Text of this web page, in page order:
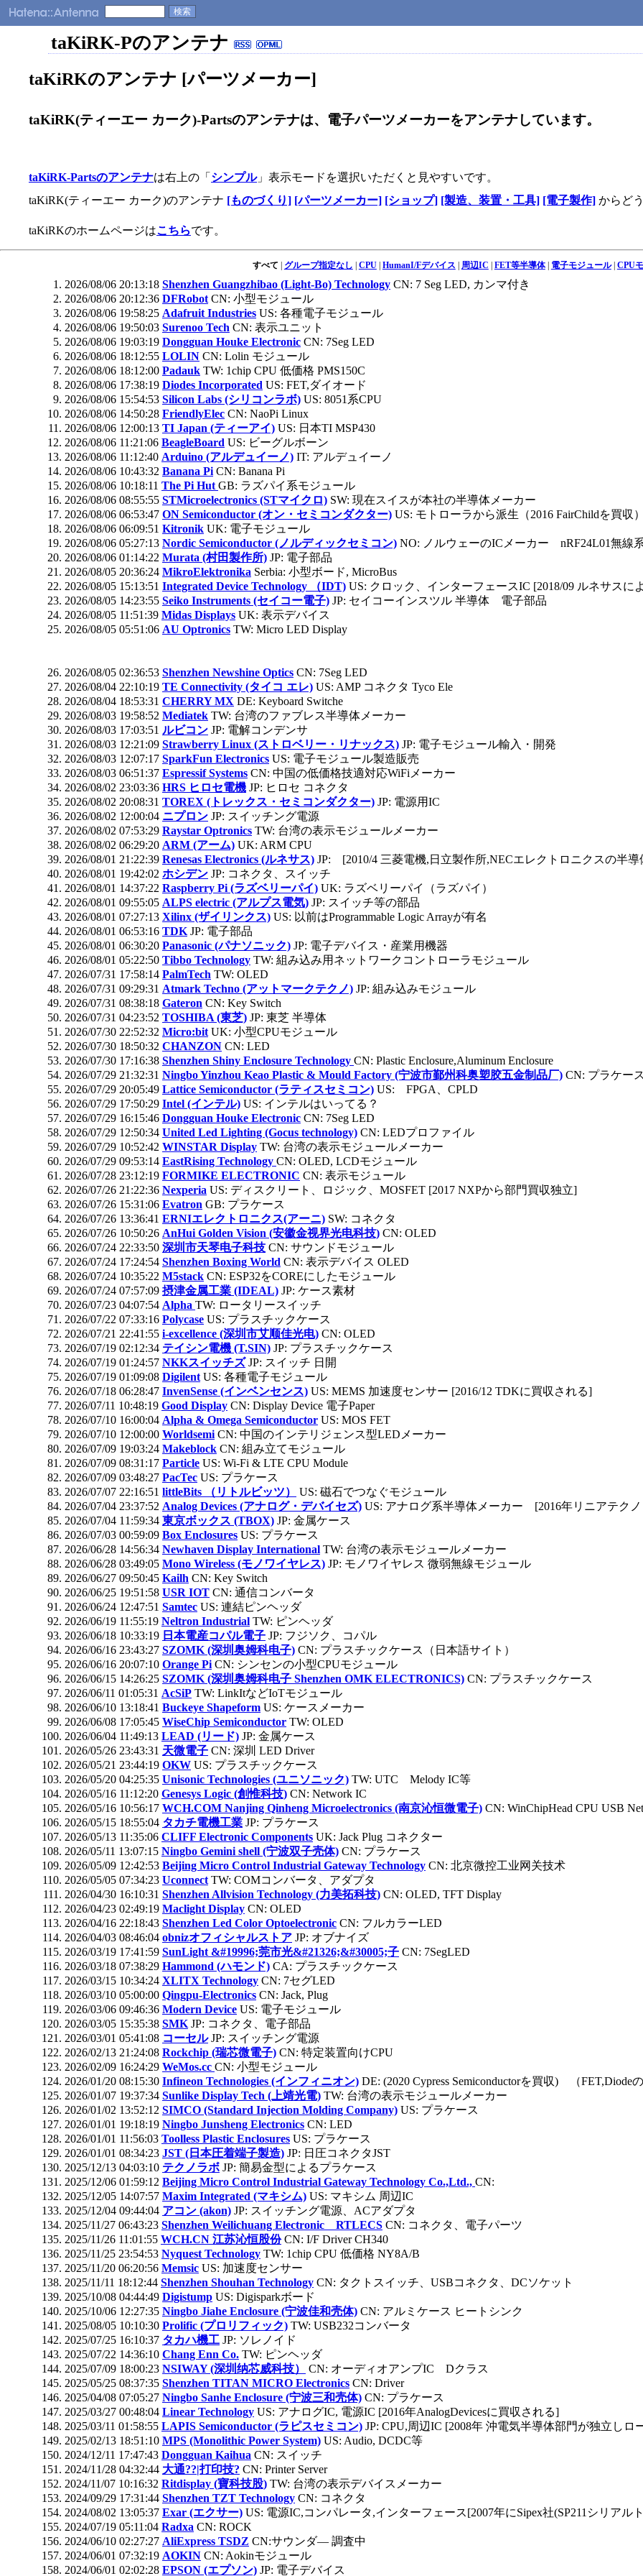
taKiRK-Pのアンテナ
taKiRKのアンテナ [パーツメーカー]
taKiRK(ティーエー カーク)-Partsのアンテナは、電子パーツメーカーをアンテナしています。
taKiRK-Partsのアンテナは右上の「 シンプル」表示モードを選択いただくと見やすいです。
taKiRK(ティーエー カーク)のアンテナ [ものづくり] [パーツメーカー] [ショップ] [製造、装置・工具] [電子製作] からど
taKiRKのホームページはこちらです。
すべて グループ指定なし CPU| HumanI/Fデバイス 周辺IC FET等半導体| 電子モジュール| CPU
2026/08/06 20:13:18 Shenzhen Guangzhibao (Light-Bo) Technology CN: 7 Seg LED, カンマ付き
2026/08/06 20:12:36 DFRobot CN: 小型モジュール
2026/08/06 19:58:25 Adafruit Industries US: 各種電子モジュール
2026/08/06 19:50:03 Surenoo Tech CN: 表示ユニット
2026/08/06 19:03:19 Dongguan Houke Electronic CN: 7Seg LED
2026/08/06 18:12:55 LOLIN CN: Lolin モジュール
2026/08/06 18:12:00 Padauk TW: 1chip CPU 低価格 PMS150C
2026/08/06 17:38:19 Diodes Incorporated US: FET,ダイオード
2026/08/06 15:54:53 Silicon Labs (シリコンラボ) US: 8051系CPU
2026/08/06 14:50:28 FriendlyElec CN: NaoPi Linux
2026/08/06 12:00:13 TI Japan (ティーアイ) US: 日本TI MSP430
2026/08/06 11:21:06 BeagleBoard US: ビーグルボーン
2026/08/06 11:12:40 Arduino (アルデュイーノ) IT: アルデュイーノ
2026/08/06 10:43:32 Banana Pi CN: Banana Pi
2026/08/06 10:18:11 The Pi HutGB: ラズパイ系モジュール
2026/08/06 08:55:55 STMicroelectronics (STマイクロ) SW: 現在スイスが本社の半導体メーカー
2026/08/06 06:53:47 ON Semiconductor (オン・セミコンダクター) US: モトローラから派生（2016 FairChildを買収）
2026/08/06 06:09:51 Kitronik UK: 電子モジュール
2026/08/06 05:27:13 Nordic Semiconductor (ノルディックセミコン) NO: ノルウェーのICメーカー nRF24L01無線
2026/08/06 01:14:22 Murata (村田製作所) JP: 電子部品
2026/08/05 20:36:24 MikroElektronika Serbia: 小型ボード, MicroBus
2026/08/05 15:13:51 Integrated Device Technology （IDT) US: クロック、インターフェースIC [2018/09 ルネサスに
2026/08/05 14:23:55 Seiko Instruments (セイコー電子) JP: セイコーインスツル 半導体 電子部品
2026/08/05 11:51:39 Midas Displays UK: 表示デバイス
2026/08/05 05:51:06 AU Optronics TW: Micro LED Display
2026/08/05 02:36:53 Shenzhen Newshine Optics CN: 7Seg LED
2026/08/04 22:10:19 TE Connectivity (タイコ エレ) US: AMP コネクタ Tyco Ele
2026/08/04 18:53:31 CHERRY MX DE: Keyboard Switche
2026/08/03 19:58:52 Mediatek TW: 台湾のファブレス半導体メーカー
2026/08/03 17:03:51 ルビコン JP: 電解コンデンサ
2026/08/03 12:21:09 Strawberry Linux (ストロベリー・リナックス) JP: 電子モジュール輸入・開発
2026/08/03 12:07:17 SparkFun Electronics US: 電子モジュール製造販売
2026/08/03 06:51:37 Espressif Systems CN: 中国の低価格技適対応WiFiメーカー
2026/08/02 23:03:36 HRS ヒロセ電機 JP: ヒロセ コネクタ
2026/08/02 20:08:31 TOREX (トレックス・セミコンダクター) JP: 電源用IC
2026/08/02 12:00:04 ニプロン JP: スイッチング電源
2026/08/02 07:53:29 Raystar Optronics TW: 台湾の表示モジュールメーカー
2026/08/02 06:29:20 ARM (アーム) UK: ARM CPU
2026/08/01 21:22:39 Renesas Electronics (ルネサス) JP: [2010/4 三菱電機,日立製作所,NECエレクトロニクスの半導
2026/08/01 19:42:02 ホシデン JP: コネクタ、スイッチ
2026/08/01 14:37:22 Raspberry Pi (ラズベリーパイ) UK: ラズベリーパイ（ラズパイ）
2026/08/01 09:55:05 ALPS electric (アルプス電気) JP: スイッチ等の部品
2026/08/01 07:27:13 Xilinx (ザイリンクス) US: 以前はProgrammable Logic Arrayが有名
2026/08/01 06:53:16 TDK JP: 電子部品
2026/08/01 06:30:20 Panasonic (パナソニック) JP: 電子デバイス・産業用機器
2026/08/01 05:22:50 Tibbo Technology TW: 組み込み用ネットワークコントローラモジュール
2026/07/31 17:58:14 PalmTech TW: OLED
2026/07/31 09:29:31 Atmark Techno (アットマークテクノ) JP: 組み込みモジュール
2026/07/31 08:38:18 Gateron CN: Key Switch
2026/07/31 04:23:52 TOSHIBA (東芝) JP: 東芝 半導体
2026/07/30 22:52:32 Micro:bit UK: 小型CPUモジュール
2026/07/30 18:50:32 CHANZON CN: LED
2026/07/30 17:16:38 Shenzhen Shiny Enclosure Technology CN: Plastic Enclosure,Aluminum Enclosure
2026/07/29 21:32:31 Ningbo Yinzhou Keao Plastic & Mould Factory (宁波市鄞州科奥塑胶五金制品厂) CN: プラケース
2026/07/29 20:05:49 Lattice Semiconductor (ラティスセミコン) US: FPGA、CPLD
2026/07/29 17:50:29 Intel (インテル) US: インテルはいってる？
2026/07/29 16:15:46 Dongguan Houke Electronic CN: 7Seg LED
2026/07/29 12:50:34 United Led Lighting (Gocus technology) CN: LEDプロファイル
2026/07/29 10:52:42 WINSTAR Display TW: 台湾の表示モジュールメーカー
2026/07/29 09:53:14 EastRising Technology CN: OLED, LCDモジュール
2026/07/28 23:12:19 FORMIKE ELECTRONIC CN: 表示モジュール
2026/07/26 21:22:36 Nexperia US: ディスクリート、ロジック、MOSFET [2017 NXPから部門買収独立]
2026/07/26 15:31:06 Evatron GB: プラケース
2026/07/26 13:36:41 ERNIエレクトロニクス(アーニ) SW: コネクタ
2026/07/26 10:50:26 AnHui Golden Vision (安徽金视界光电科技) CN: OLED
2026/07/24 22:33:50 深圳市天琴电子科技 CN: サウンドモジュール
2026/07/24 17:24:54 Shenzhen Boxing World CN: 表示デバイス OLED
2026/07/24 10:35:22 M5stack CN: ESP32をCOREにしたモジュール
2026/07/24 07:57:09 摂津金属工業 (IDEAL) JP: ケース素材
2026/07/23 04:07:54 Alpha TW: ロータリースイッチ
2026/07/22 07:33:16 Polycase US: プラスチックケース
2026/07/21 22:41:55 i-excellence (深圳市艾顺佳光电) CN: OLED
2026/07/19 02:12:34 テイシン電機 (T.SIN) JP: プラスチックケース
2026/07/19 01:24:57 NKKスイッチズ JP: スイッチ 日開
2026/07/19 01:09:08 Digilent US: 各種電子モジュール
2026/07/18 06:28:47 InvenSense (インベンセンス) US: MEMS 加速度センサー [2016/12 TDKに買収される]
2026/07/11 10:48:19 Good Display CN: Display Device 電子Paper
2026/07/10 16:00:04 Alpha & Omega Semiconductor US: MOS FET
2026/07/10 12:00:00 Worldsemi CN: 中国のインテリジェンス型LEDメーカー
2026/07/09 19:03:24 Makeblock CN: 組み立てモジュール
2026/07/09 08:31:17 Particle US: Wi-Fi & LTE CPU Module
2026/07/09 03:48:27 PacTec US: プラケース
2026/07/07 22:16:51 littleBits （リトルビッツ）
US: 磁石でつなぐモジュール
2026/07/04 23:37:52 Analog Devices (アナログ・デバイセズ) US: アナログ系半導体メーカー [2016年リニアテク
2026/07/04 11:59:34 東京ボックス (TBOX) JP: 金属ケース
2026/07/03 00:59:09 Box Enclosures US: プラケース
2026/06/28 14:56:34 Newhaven Display International TW: 台湾の表示モジュールメーカー
2026/06/28 03:49:05 Mono Wireless (モノワイヤレス) JP: モノワイヤレス 微弱無線モジュール
2026/06/27 09:50:45 Kailh CN: Key Switch
2026/06/25 19:51:58 USR IOT CN: 通信コンバータ
2026/06/24 12:47:51 Samtec US: 連結ピンヘッダ
2026/06/19 11:55:19 Neltron Industrial TW: ピンヘッダ
2026/06/18 10:33:19 日本電産コパル電子 JP: フジソク、コパル
2026/06/16 23:43:27 SZOMK (深圳奥姆科电子) CN: プラスチックケース（日本語サイト）
2026/06/16 20:07:10 Orange Pi CN: シンセンの小型CPUモジュール
2026/06/15 14:26:25 SZOMK (深圳奥姆科电子 Shenzhen OMK ELECTRONICS) CN: プラスチックケース
2026/06/11 01:05:31 AcSiP TW: LinkItなどIoTモジュール
2026/06/10 13:18:41 Buckeye Shapeform US: ケースメーカー
2026/06/08 17:05:45 WiseChip Semiconductor TW: OLED
2026/06/04 11:49:13 LEAD (リード) JP: 金属ケース
2026/05/26 23:43:31 天微電子 CN: 深圳 LED Driver
2026/05/21 23:44:19 OKW US: プラスチックケース
2026/05/20 04:25:35 Unisonic Technologies (ユニソニック) TW: UTC Melody IC等
2026/05/16 11:12:20 Genesys Logic (創惟科技) CN: Network IC
2026/05/16 10:56:17 WCH.COM Nanjing Qinheng Microelectronics (南京沁恒微電子) CN: WinChipHead CPU USB
2026/05/15 18:55:04 タカチ電機工業 JP: プラケース
2026/05/13 11:35:06 CLIFF Electronic Components UK: Jack Plug コネクター
2026/05/11 13:07:15 Ningbo Gemini shell (宁波双子壳体) CN: プラケース
2026/05/09 12:42:53 Beijing Micro Control Industrial Gateway Technology CN: 北京微控工业网关技术
2026/05/05 07:34:23 Uconnect TW: COMコンバータ、アダプタ
2026/04/30 16:10:31 Shenzhen Allvision Technology (力美拓科技) CN: OLED, TFT Display
2026/04/23 02:49:19 Maclight Display CN: OLED
2026/04/16 22:18:43 Shenzhen Led Color Optoelectronic CN: フルカラーLED
2026/04/03 08:46:04 obnizオフィシャルストア JP: オブナイズ
2026/03/19 17:41:59 SunLight &#19996;莞市光&#21326;&#30005;子 CN: 7SegLED
2026/03/18 07:38:29 Hammond (ハモンド) CA: プラスチックケース
2026/03/15 10:34:24 XLITX Technology CN: 7セグLED
2026/03/10 05:00:00 Qingpu-Electronics CN: Jack, Plug
2026/03/06 09:46:36 Modern Device US: 電子モジュール
2026/03/05 15:35:38 SMK JP: コネクタ、電子部品
2026/03/01 05:41:08 コーセル JP: スイッチング電源
2026/02/13 21:24:08 Rockchip (瑞芯微電子) CN: 特定装置向けCPU
2026/02/09 16:24:29 WeMos.cc CN: 小型モジュール
2026/01/20 08:15:30 Infineon Technologies (インフィニオン) DE: (2020 Cypress Semiconductorを買収) （FET,Diode
2026/01/07 19:37:34 Sunlike Display Tech (上靖光電) TW: 台湾の表示モジュールメーカー
2026/01/02 13:52:12 SIMCO (Standard Injection Molding Company) US: プラケース
2026/01/01 19:18:19 Ningbo Junsheng Electronics CN: LED
2026/01/01 11:56:03 Toolless Plastic Enclosures US: プラケース
2026/01/01 08:34:23 JST (日本圧着端子製造) JP: 日圧コネクタJST
2025/12/13 04:03:10 テクノラボ JP: 簡易金型によるプラケース
2025/12/06 01:59:12 Beijing Micro Control Industrial Gateway Technology Co.,Ltd., CN:
2025/12/05 14:07:57 Maxim Integrated (マキシム) US: マキシム 周辺IC
2025/12/04 09:44:04 アコン (akon) JP: スイッチング電源、ACアダプタ
2025/11/27 06:43:23 Shenzhen Weilichuang Electronic RTLECS CN: コネクタ、電子パーツ
2025/11/26 11:01:55 WCH.CN 江苏沁恒股份 CN: I/F Driver CH340
2025/11/25 23:54:53 Nyquest Technology TW: 1chip CPU 低価格 NY8A/B
2025/11/20 06:20:56 Memsic US: 加速度センサー
2025/11/11 18:12:44 Shenzhen Shouhan Technology CN: タクトスイッチ、USBコネクタ、DCソケット
2025/10/08 04:44:49 Digistump US: Digisparkボード
2025/10/06 12:27:35 Ningbo Jiahe Enclosure (宁波佳和壳体) CN: アルミケース ヒートシンク
2025/08/05 10:10:30 Prolific (プロリフィック) TW: USB232コンバータ
2025/07/25 16:10:37 タカハ機工 JP: ソレノイド
2025/07/22 14:36:10 Chang Enn Co. TW: ピンヘッダ
2025/07/09 18:00:23 NSIWAY (深圳纳芯威科技）
CN: オーディオアンプIC Dクラス
2025/05/25 08:37:35 Shenzhen TITAN MICRO Electronics CN: Driver
2025/04/08 07:05:27 Ningbo Sanhe Enclosure (宁波三和壳体) CN: プラケース
2025/03/27 00:48:04 Linear Technology US: アナログIC, 電源IC [2016年AnalogDevicesに買収される]
2025/03/11 01:58:55 LAPIS Semiconductor (ラピスセミコン) JP: CPU,周辺IC [2008年 沖電気半導体部門が独立し
2025/02/13 18:51:10 MPS (Monolithic Power System) US: Audio, DCDC等
2024/12/11 17:47:43 Dongguan Kaihua CN: スイッチ
2024/11/28 04:32:44 大通??|打印技? CN: Printer Server
2024/11/07 10:16:32 Ritdisplay (寶科技股) TW: 台湾の表示デバイスメーカー
2024/09/29 17:31:44 Shenzhen TZT Technology CN: コネクタ
2024/08/02 13:05:37 Exar (エクサー) US: 電源IC,コンパレータ,インターフェース[2007年にSipex社(SP211シリアル
2024/07/19 05:11:04 Radxa CN: ROCK
2024/06/10 02:27:27 AliExpress TSDZ CN:サウンダ― 調査中
2024/06/01 07:32:19 AOKIN CN: Aokinモジュール
2024/06/01 02:02:28 EPSON (エプソン) JP: 電子デバイス